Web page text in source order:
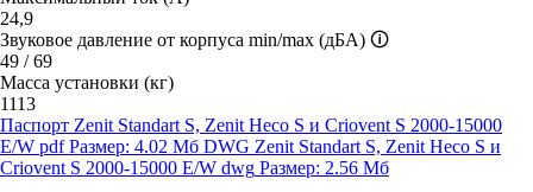
24,9
Звуковое давление от корпуса min/max (дБА) 🛈
49 / 69
Масса установки (кг)
1113
Паспорт Zenit Standart S, Zenit Heco S и Criovent S 2000-15000
E/W pdf Размер: 4.02 Мб DWG Zenit Standart S, Zenit Heco S и
Criovent S 2000-15000 E/W dwg Размер: 2.56 Мб